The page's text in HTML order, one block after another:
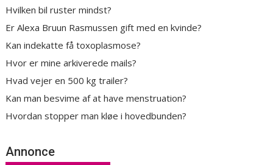
Hvilken bil ruster mindst?
Er Alexa Bruun Rasmussen gift med en kvinde?
Kan indekatte få toxoplasmose?
Hvor er mine arkiverede mails?
Hvad vejer en 500 kg trailer?
Kan man besvime af at have menstruation?
Hvordan stopper man kløe i hovedbunden?
Annonce